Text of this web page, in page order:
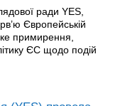
ради YES,
Європейській
примирення,
ЄС щодо подій